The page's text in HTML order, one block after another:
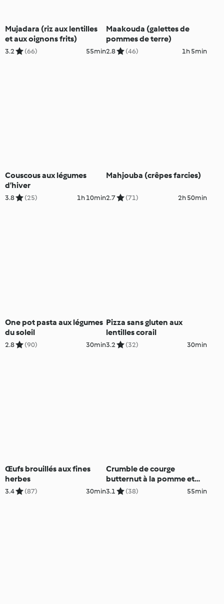
Mujadara (riz aux lentilles
et aux oignons frits)
3.2 (66) 55min
Maakouda (galettes de
pommes de terre)
2.8 (46) 1h 5min
Couscous aux légumes
d’hiver
3.8 (25) 1h 10min
Mahjouba (crêpes farcies)
2.7 (71) 2h 50min
One pot pasta aux légumes
du soleil
2.8 (90) 30min
Pizza sans gluten aux
lentilles corail
3.2 (32) 30min
Œufs brouillés aux fines
herbes
3.4 (87) 30min
Crumble de courge
butternut à la pomme et
aux noix
3.1 (38) 55min